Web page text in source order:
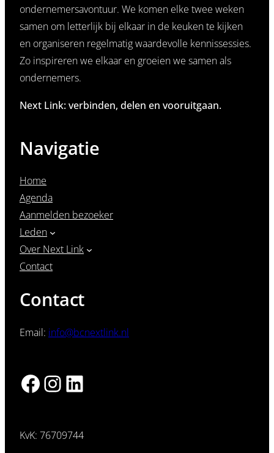
ondernemersavontuur. We komen elke twee weken
samen om letterlijk bij elkaar in de keuken te kijken
en organiseren regelmatig waardevolle kennissessies.
Zo inspireren we elkaar en groeien we samen als
ondernemers.
Next Link: verbinden, delen en vooruitgaan.
Navigatie
Home
Agenda
Aanmelden bezoeker
Leden
Over Next Link
Contact
Contact
Email: info@bcnextlink.nl
Facebook InstagramLinkedIn
KvK: 76709744